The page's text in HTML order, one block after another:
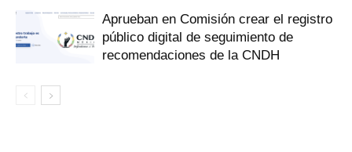
Aprueban en Comisión crear el registro
público digital de seguimiento de
recomendaciones de la CNDH